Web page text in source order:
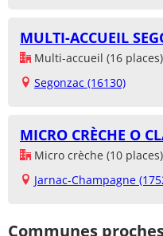
MULTI-ACCUEIL
Multi-accueil (16 places)
Segonzac (16130)
MICRO CRÈCHE O
Micro crèche (10 places)
Jarnac-Champagne
Communes